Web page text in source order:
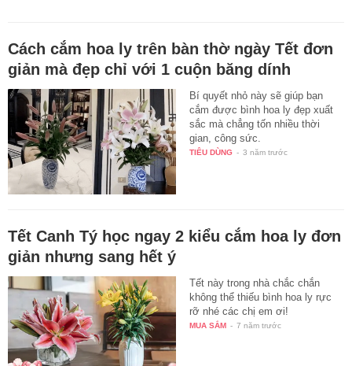
Cách cắm hoa ly trên bàn thờ ngày Tết đơn
giản mà đẹp chỉ với 1 cuộn băng dính
Bí quyết nhỏ này sẽ giúp bạn
cắm được bình hoa ly đẹp xuất
sắc mà chẳng tốn nhiều thời
gian, công sức.
TIÊU DÙNG - 3 năm trước
Tết Canh Tý học ngay 2 kiểu cắm hoa ly đơn
giản nhưng sang hết ý
Tết này trong nhà chắc chắn
không thể thiếu bình hoa ly rực
rỡ nhé các chị em ơi!
MUA SẮM - 7 năm trước